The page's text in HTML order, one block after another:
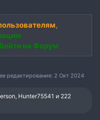
,
Войти на Форум
редактирование: 2 Окт 2024
, Hunter75541 и 222